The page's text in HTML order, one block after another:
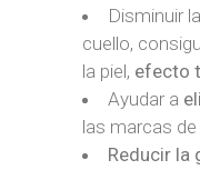
Disminuir
cuello,
la piel, efecto
Ayudar a
las marcas
Reducir la